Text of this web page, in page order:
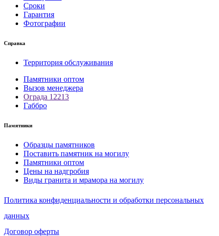
Сроки
Гарантия
Фотографии
Справка
Территория обслуживания
Памятники оптом
Вызов менеджера
Ограда 12213
Габбро
Памятники
Образцы памятников
Поставить памятник на могилу
Памятники оптом
Цены на надгробия
Виды гранита и мрамора на могилу
Политика конфиденциальности и обработки персональных
данных
Договор оферты